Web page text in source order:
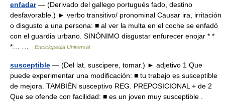
enfadar— (Derivado del gallego portugués fado, destino
desfavorable.) ► verbo transitivo/ pronominal Causar ira, irritación
o disgusto a una persona: ■ al ver la multa en el coche se enfadó
con el guardia urbano. SINÓNIMO disgustar enfurecer enojar * *
*… …
Enciclopedia Universal
susceptible — (Del lat. suscipere, tomar.) ► adjetivo 1 Que
puede experimentar una modificación: ■ tu trabajo es susceptible
de mejora. TAMBIÉN susceptivo REG. PREPOSICIONAL + de 2
Que se ofende con facilidad: ■ es un joven muy susceptible .